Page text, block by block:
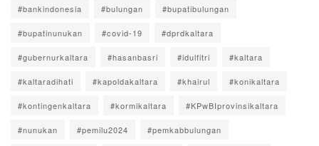
#bankindonesia #bulungan #bupatibulungan
#bupatinunukan #covid-19 #dprdkaltara
#gubernurkaltara #hasanbasri #idulfitri #kaltara
#kaltaradihati #kapoldakaltara #khairul #konikaltara
#kontingenkaltara #kormikaltara #KPwBIprovinsikaltara
#nunukan #pemilu2024 #pemkabbulungan